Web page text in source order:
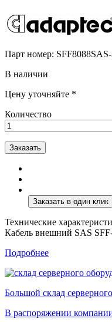
Парт номер:
В наличии
Цену уточняйте *
Количество
Заказать
Технические
Кабель внешний SAS
Подробнее
Большой склад
В распоряжении